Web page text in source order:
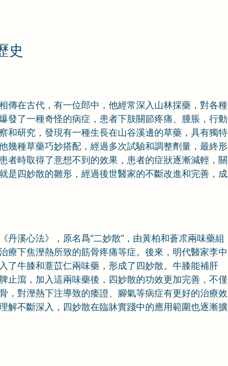
史
傳在古代，有一位郎中，他經常深入山林採藥，對各種
發了一種奇怪的病症，患者下肢關節疼痛、腫脹，行動
和研究，發現有一種生長在山谷溪邊的草藥，具有獨特
幾種草藥巧妙搭配，經過多次試驗和調整劑量，最終形
者時取得了意想不到的效果，患者的症狀逐漸減輕，關
是四妙散的雛形，經過後世醫家的不斷改進和完善，成
丹溪心法》，原名爲“二妙散”，由黃柏和蒼朮兩味藥組
療下焦溼熱所致的筋骨疼痛等症。後來，明代醫家李中
了牛膝和薏苡仁兩味藥，形成了四妙散。牛膝能補肝
止瀉，加入這兩味藥後，四妙散的功效更加完善，不僅
，對溼熱下注導致的痿證、腳氣等病症有更好的治療效
解不斷深入，四妙散在臨牀實踐中的應用範圍也逐漸擴